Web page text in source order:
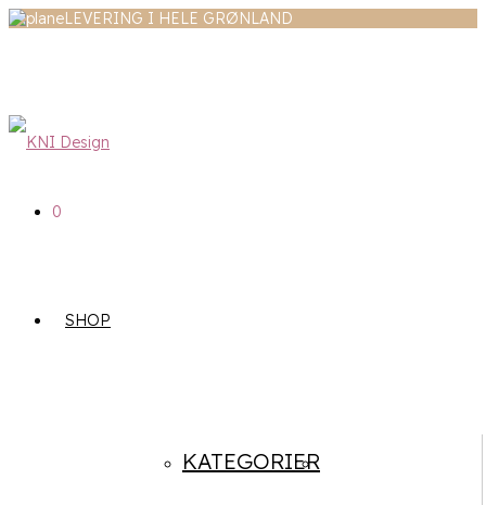
LEVERING I HELE GRØNLAND
0
SHOP
KATEGORIER